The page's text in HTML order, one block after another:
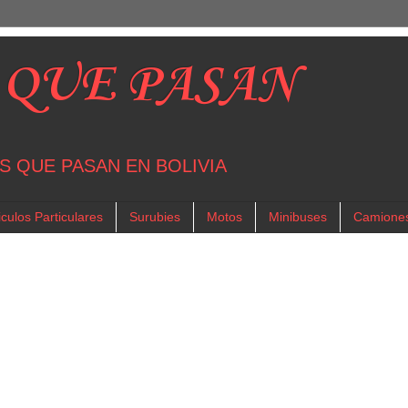
PASAN
QUE PASAN EN BOLIVIA
Particulares Surubies Motos Minibuses